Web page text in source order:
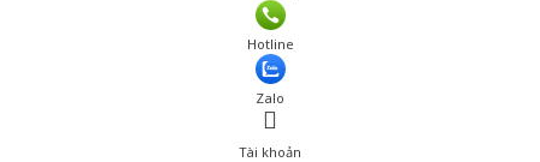
Hotline
Zalo
Tài khoản